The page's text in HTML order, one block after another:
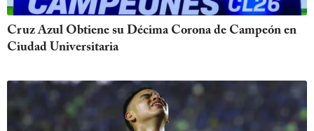
Cruz Azul Obtiene su Décima Corona de Campeón en
Ciudad Universitaria